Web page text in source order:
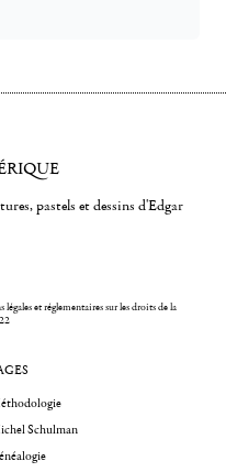
pastels et dessins d'Edgar
et réglementaires sur les droits de la
Schulman